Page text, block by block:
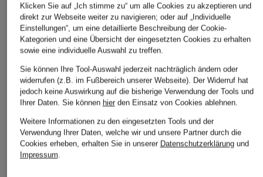
Marc O'Polo
Piqué-Poloshirt
99,95 €
BOSS
T-Shirt TESSLER
79,95 €
Marc O'Polo
T-Shirt
Klicken Sie auf „Ich stimme zu“ um alle Cookies zu akzeptieren und
direkt zur Webseite weiter zu navigieren; oder auf „Individuelle
Einstellungen“, um eine detaillierte Beschreibung der Cookie-
Kategorien und eine Übersicht der eingesetzten Cookies zu erhalten
sowie eine individuelle Auswahl zu treffen.
Sie können Ihre Tool-Auswahl jederzeit nachträglich ändern oder
widerrufen (z.B. im Fußbereich unserer Webseite). Der Widerruf hat
jedoch keine Auswirkung auf die bisherige Verwendung der Tools und
Ihrer Daten. Sie können hierden Einsatz von Cookies ablehnen.
Weitere Informationen zu den eingesetzten Tools und der
Verwendung Ihrer Daten, welche wir und unsere Partner durch die
Cookies erheben, erhalten Sie in unserer Datenschutzerklärungund
Impressum.